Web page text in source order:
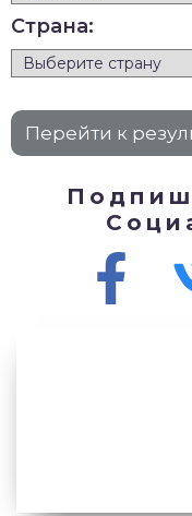
Страна: